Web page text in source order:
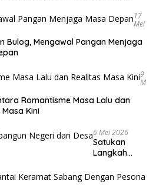
17
Mei
Bulog, Mengawal Pangan Menjaga
9
M
Romantisme Masa Lalu dan
Kini
6 Mei 2026
Satukan
Langkah
Negeri dari
Desa